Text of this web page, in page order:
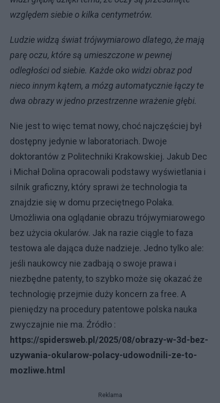
względem siebie o kilka centymetrów.
Ludzie widzą świat trójwymiarowo dlatego, że mają
parę oczu, które są umieszczone w pewnej
odległości od siebie. Każde oko widzi obraz pod
nieco innym kątem, a mózg automatycznie łączy te
dwa obrazy w jedno przestrzenne wrażenie głębi.
Nie jest to więc temat nowy, choć najczęściej był
dostępny jedynie w laboratoriach. Dwoje
doktorantów z Politechniki Krakowskiej. Jakub Dec
i Michał Dolina opracowali podstawy wyświetlania i
silnik graficzny, który sprawi że technologia ta
znajdzie się w domu przeciętnego Polaka.
Umożliwia ona oglądanie obrazu trójwymiarowego
bez użycia okularów. Jak na razie ciągle to faza
testowa ale dająca duże nadzieje. Jedno tylko ale:
jeśli naukowcy nie zadbają o swoje prawa i
niezbędne patenty, to szybko może się okazać że
technologię przejmie duży koncern za free. A
pieniędzy na procedury patentowe polska nauka
zwyczajnie nie ma. Źródło :
https://spidersweb.pl/2025/08/obrazy-w-3d-bez-
uzywania-okularow-polacy-udowodnili-ze-to-
mozliwe.html
Reklama